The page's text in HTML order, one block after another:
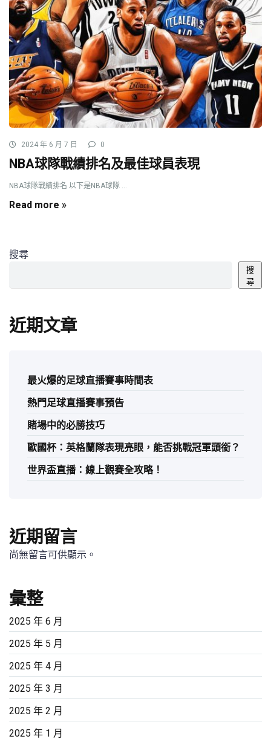
2024 年 6 月 7 日 0
NBA球隊戰績排名及最佳球員表現
NBA球隊戰績排名 以下是NBA球隊 ...
Read more »
搜尋
搜
尋
近期文章
最火爆的足球直播賽事時間表
熱門足球直播賽事預告
賭場中的必勝技巧
歐國杯：英格蘭隊表現亮眼，能否挑戰冠軍頭銜？
世界盃直播：線上觀賽全攻略！
近期留言
尚無留言可供顯示。
彙整
2025 年 6 月
2025 年 5 月
2025 年 4 月
2025 年 3 月
2025 年 2 月
2025 年 1 月